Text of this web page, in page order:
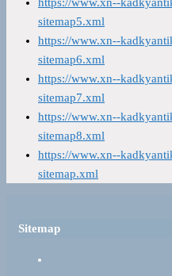
sitemap5.xml
https://www.xn--
sitemap6.xml
https://www.xn--
sitemap7.xml
https://www.xn--
sitemap8.xml
https://www.xn--
sitemap.xml
Sitemap